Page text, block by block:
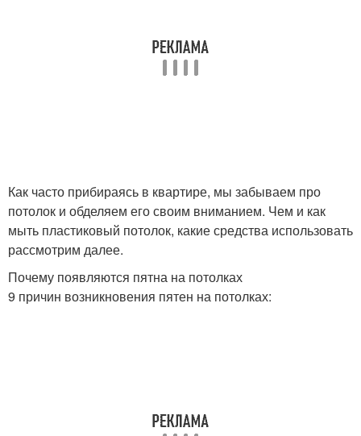
Как часто прибираясь в квартире, мы забываем про
потолок и обделяем его своим вниманием. Чем и как
мыть пластиковый потолок, какие средства использовать
рассмотрим далее.
Почему появляются пятна на потолках
9 причин возникновения пятен на потолках: